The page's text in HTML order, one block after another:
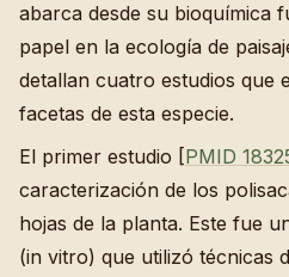
abarca desde su bioquímica
papel en la ecología de
detallan cuatro estudios que
facetas de esta especie.
El primer estudio [PMID
caracterización de los
hojas de la planta. Este fue
(in vitro) que utilizó técnicas